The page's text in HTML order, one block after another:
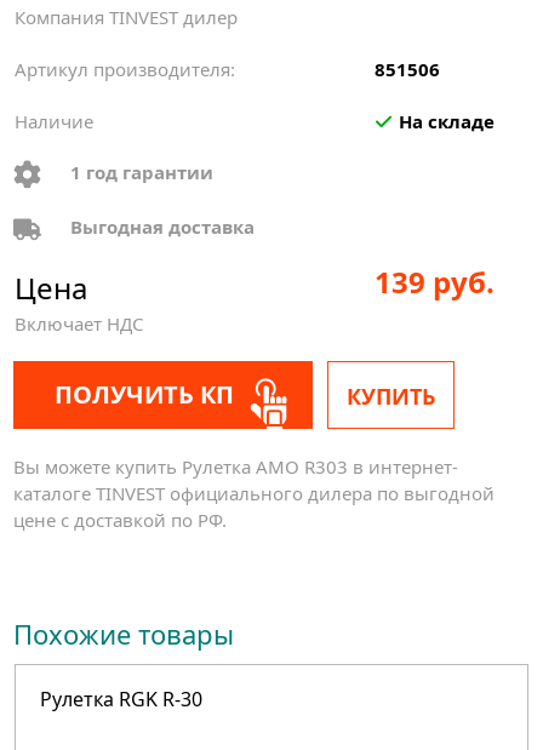
Компания TINVEST дилер
Артикул производителя: 851506
Наличие На складе
1 год гарантии
Выгодная доставка
Цена
Включает НДС
139 руб.
ПОЛУЧИТЬ КП КУПИТЬ
Вы можете купить Рулетка AMO R303 в интернет-
каталоге TINVEST официального дилера по выгодной
цене с доставкой по РФ.
Похожие товары
Рулетка RGK R-30